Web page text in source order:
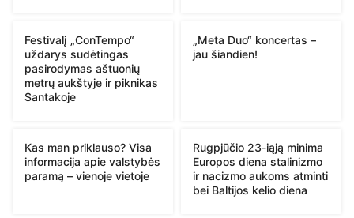
Festivalį „ConTempo“
uždarys sudėtingas
pasirodymas aštuonių
metrų aukštyje ir piknikas
Santakoje
„Meta Duo“ koncertas –
jau šiandien!
Kas man priklauso? Visa
informacija apie valstybės
paramą – vienoje vietoje
Rugpjūčio 23-iąją minima
Europos diena stalinizmo
ir nacizmo aukoms atminti
bei Baltijos kelio diena